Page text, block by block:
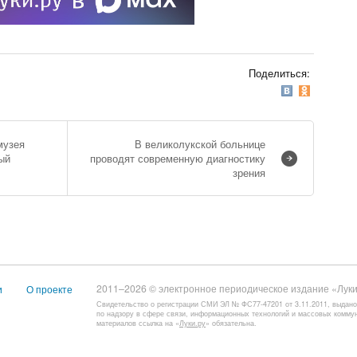
Поделиться:
В великолукской больнице
проводят современную диагностику
зрения
О проекте 2011–2026 © электронное периодическое издание
Свидетельство о регистрации СМИ ЭЛ № ФС77-47201 от 3.11.2011,
по надзору в сфере связи, информационных технологий и массовых
материалов ссылка на «Луки.ру» обязательна.